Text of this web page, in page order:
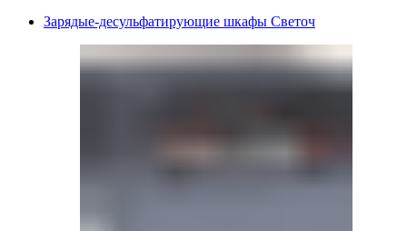
Зарядые-десульфатирующие шкафы Светоч